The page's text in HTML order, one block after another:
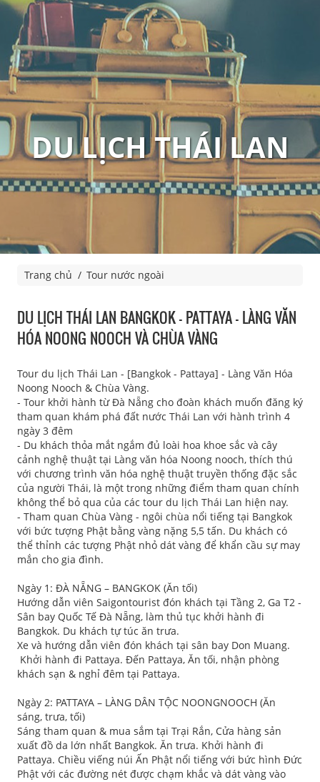
DU LỊCH THÁI LAN
Trang chủ Tour nước ngoài
DU LỊCH THÁI LAN BANGKOK - PATTAYA - LÀNG VĂN
HÓA NOONG NOOCH VÀ CHÙA VÀNG
Tour du lịch Thái Lan - [Bangkok - Pattaya] - Làng Văn Hóa
Noong Nooch & Chùa Vàng.
- Tour khởi hành từ Đà Nẵng cho đoàn khách muốn đăng ký
tham quan khám phá đất nước Thái Lan với hành trình 4
ngày 3 đêm
- Du khách thỏa mắt ngắm đủ loài hoa khoe sắc và cây
cảnh nghệ thuật tại Làng văn hóa Noong nooch, thích thú
với chương trình văn hóa nghệ thuật truyền thống đặc sắc
của người Thái, là một trong những điểm tham quan chính
không thể bỏ qua của các tour du lịch Thái Lan hiện nay.
- Tham quan Chùa Vàng - ngôi chùa nổi tiếng tại Bangkok
với bức tượng Phật bằng vàng nặng 5,5 tấn. Du khách có
thể thỉnh các tượng Phật nhỏ dát vàng để khẩn cầu sự may
mắn cho gia đình.
Ngày 1: ĐÀ NẴNG – BANGKOK (Ăn tối)
Hướng dẫn viên Saigontourist đón khách tại Tầng 2, Ga T2 -
Sân bay Quốc Tế Đà Nẵng, làm thủ tục khởi hành đi
Bangkok. Du khách tự túc ăn trưa.
Xe và hướng dẫn viên đón khách tại sân bay Don Muang.
Khởi hành đi Pattaya. Đến Pattaya, Ăn tối, nhận phòng
khách sạn & nghỉ đêm tại Pattaya.
Ngày 2: PATTAYA – LÀNG DÂN TỘC NOONGNOOCH (Ăn
sáng, trưa, tối)
Sáng tham quan & mua sắm tại Trại Rắn, Cửa hàng sản
xuất đồ da lớn nhất Bangkok. Ăn trưa. Khởi hành đi
Pattaya. Chiều viếng núi Ấn Phật nổi tiếng với bức hình Đức
Phật với các đường nét được chạm khắc và dát vàng vào